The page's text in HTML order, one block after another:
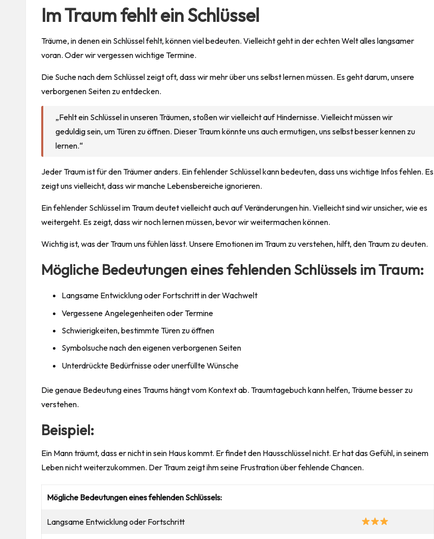
Im Traum fehlt ein Schlüssel
Träume, in denen ein Schlüssel fehlt, können viel bedeuten. Vielleicht geht in der echten Welt alles langsamer
voran. Oder wir vergessen wichtige Termine.
Die Suche nach dem Schlüssel zeigt oft, dass wir mehr über uns selbst lernen müssen. Es geht darum, unsere
verborgenen Seiten zu entdecken.
„Fehlt ein Schlüssel in unseren Träumen, stoßen wir vielleicht auf Hindernisse. Vielleicht müssen wir
geduldig sein, um Türen zu öffnen. Dieser Traum könnte uns auch ermutigen, uns selbst besser kennen zu
lernen.“
Jeder Traum ist für den Träumer anders. Ein fehlender Schlüssel kann bedeuten, dass uns wichtige Infos fehlen. Es
zeigt uns vielleicht, dass wir manche Lebensbereiche ignorieren.
Ein fehlender Schlüssel im Traum deutet vielleicht auch auf Veränderungen hin. Vielleicht sind wir unsicher, wie es
weitergeht. Es zeigt, dass wir noch lernen müssen, bevor wir weitermachen können.
Wichtig ist, was der Traum uns fühlen lässt. Unsere Emotionen im Traum zu verstehen, hilft, den Traum zu deuten.
Mögliche Bedeutungen eines fehlenden Schlüssels im Traum:
Langsame Entwicklung oder Fortschritt in der Wachwelt
Vergessene Angelegenheiten oder Termine
Schwierigkeiten, bestimmte Türen zu öffnen
Symbolsuche nach den eigenen verborgenen Seiten
Unterdrückte Bedürfnisse oder unerfüllte Wünsche
Die genaue Bedeutung eines Traums hängt vom Kontext ab. Traumtagebuch kann helfen, Träume besser zu
verstehen.
Beispiel:
Ein Mann träumt, dass er nicht in sein Haus kommt. Er findet den Hausschlüssel nicht. Er hat das Gefühl, in seinem
Lebennicht weiterzukommen. Der Traum zeigt ihm seine Frustration über fehlende Chancen.
Mögliche Bedeutungen eines fehlenden Schlüssels:
Langsame Entwicklung oder Fortschritt